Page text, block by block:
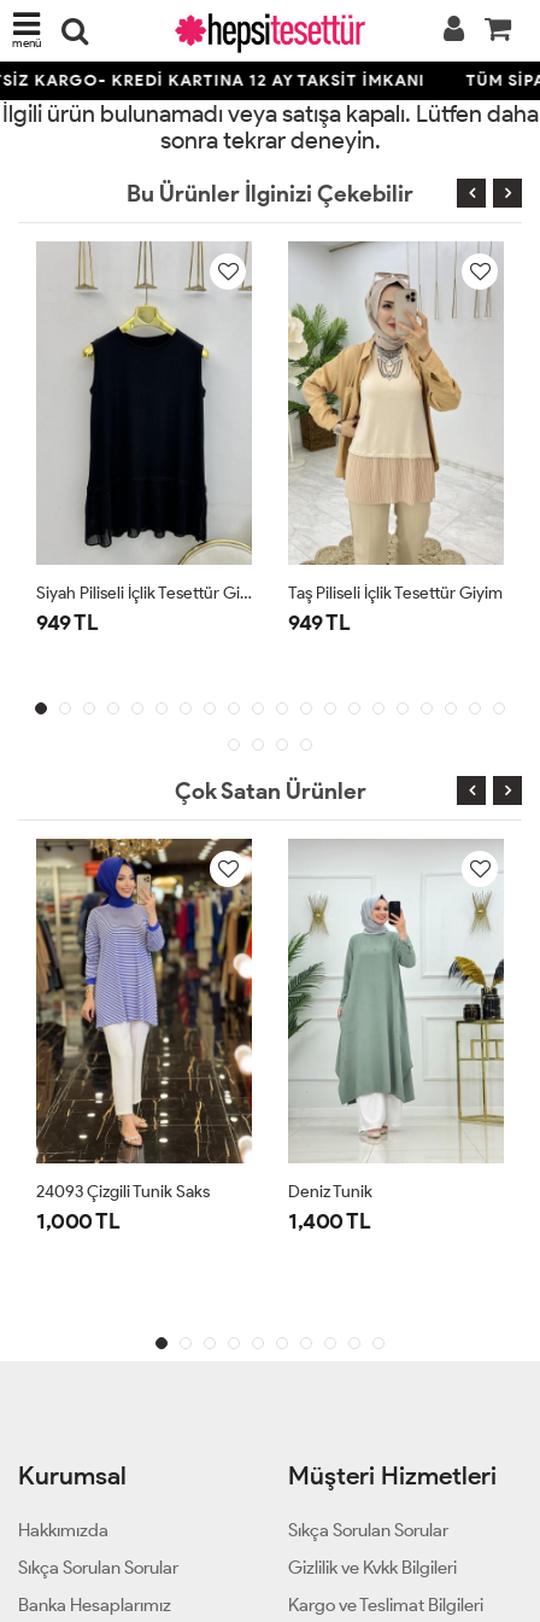
menü
KARGO- KREDİ KARTINA 12 AY TAKSİT İMKANI TÜM
İlgili ürün bulunamadı veya satışa kapalı. Lütfen daha
sonra tekrar deneyin.
Bu Ürünler İlginizi Çekebilir
Siyah Piliseli İçlik Tesettür Giyim
949 TL
Taş Piliseli İçlik Tesettür Giyim
949 TL
Çok Satan Ürünler
24093 Çizgili Tunik Saks
1,000 TL
Deniz Tunik
1,400 TL
Kurumsal
Hakkımızda
Sıkça Sorulan Sorular
Banka Hesaplarımız
Müşteri Hizmetleri
Sıkça Sorulan Sorular
Gizlilik ve Kvkk Bilgileri
Kargo ve Teslimat Bilgileri